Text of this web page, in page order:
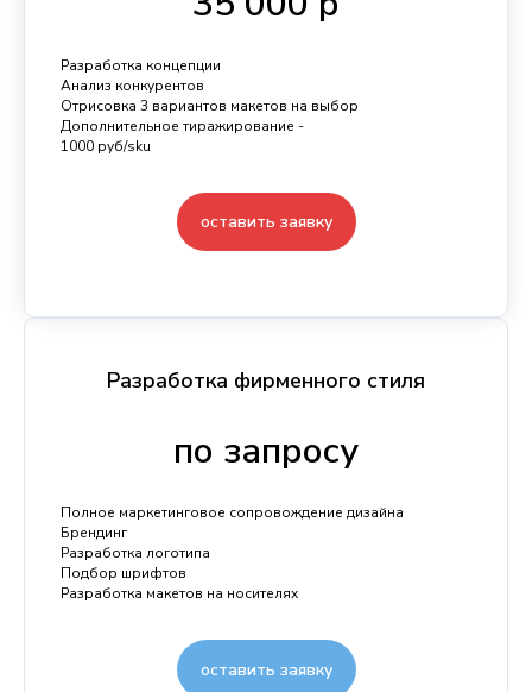
Разработка концепции
Анализ конкурентов
Отрисовка 3 вариантов макетов на выбор
Дополнительное тиражирование -
1000 руб/sku
оставить заявку
Разработка фирменного стиля
по запросу
Полное маркетинговое сопровождение дизайна
Брендинг
Разработка логотипа
Подбор шрифтов
Разработка макетов на носителях
оставить заявку